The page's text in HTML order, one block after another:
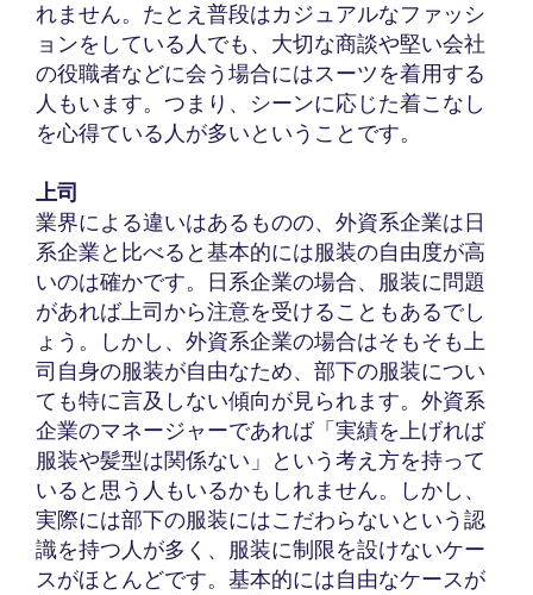
れません。たとえ普段はカジュアルなファッシ
ョンをしている人でも、大切な商談や堅い会社
の役職者などに会う場合にはスーツを着用する
人もいます。つまり、シーンに応じた着こなし
を心得ている人が多いということです。
上司
業界による違いはあるものの、外資系企業は日
系企業と比べると基本的には服装の自由度が高
いのは確かです。日系企業の場合、服装に問題
があれば上司から注意を受けることもあるでし
ょう。しかし、外資系企業の場合はそもそも上
司自身の服装が自由なため、部下の服装につい
ても特に言及しない傾向が見られます。外資系
企業のマネージャーであれば「実績を上げれば
服装や髪型は関係ない」という考え方を持って
いると思う人もいるかもしれません。しかし、
実際には部下の服装にはこだわらないという認
識を持つ人が多く、服装に制限を設けないケー
スがほとんどです。基本的には自由なケースが